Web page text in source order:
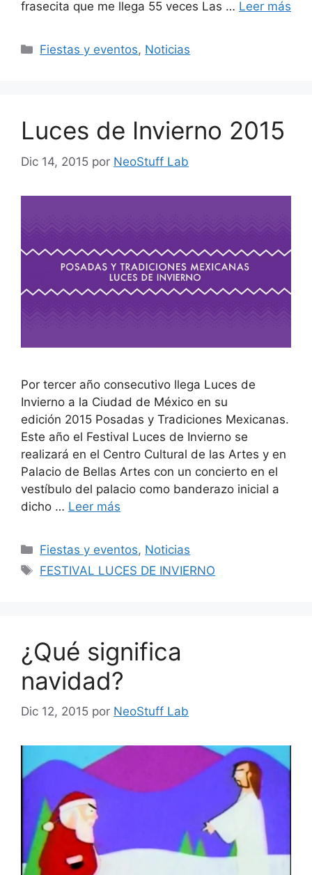
frasecita que me llega 55 veces Las … Leer más
Categorías
Fiestas y eventos, Noticias
Luces de Invierno 2015
Dic 14, 2015 por NeoStuff Lab
Por tercer año consecutivo llega Luces de
Invierno a la Ciudad de México en su
edición 2015 Posadas y Tradiciones Mexicanas.
Este año el Festival Luces de Invierno se
realizará en el Centro Cultural de las Artes y en
Palacio de Bellas Artes con un concierto en el
vestíbulo del palacio como banderazo inicial a
dicho … Leer más
Categorías
Fiestas y eventos, Noticias
Etiquetas
FESTIVAL LUCES DE INVIERNO
¿Qué significa
navidad?
Dic 12, 2015 por NeoStuff Lab